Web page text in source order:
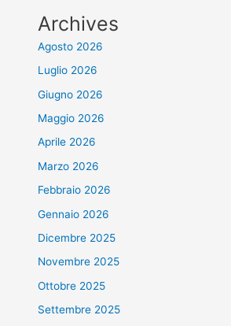
Archives
Agosto 2026
Luglio 2026
Giugno 2026
Maggio 2026
Aprile 2026
Marzo 2026
Febbraio 2026
Gennaio 2026
Dicembre 2025
Novembre 2025
Ottobre 2025
Settembre 2025